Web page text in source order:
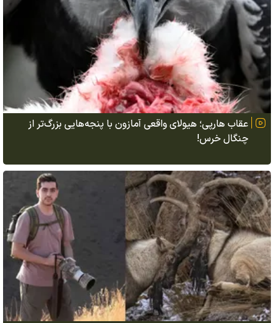
عقاب هارپی؛ هیولای واقعی آمازون با پنجه‌هایی بزرگ‌تر از
چنگال خرس!